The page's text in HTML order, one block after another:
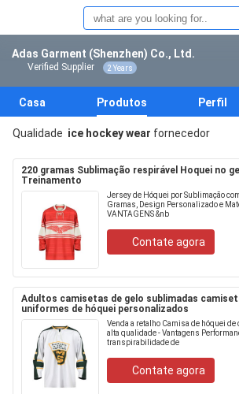
Adas Garment (Shenzhen) Co., Ltd.
Verified Supplier 2 Years
Casa Produtos Perfil
Qualidade ice hockey wear fornecedor
220 gramas Sublimação respirável Hoquei no
Treinamento
Jersey de Hóquei por Sublimação
Gramas, Design Personalizado e
VANTAGENS &nb
Contate agora
Adultos camisetas de gelo sublimadas
uniformes de hóquei personalizados
Venda a retalho Camisa de hóquei
alta qualidade - Vantagens
transpirabilidade de
Contate agora